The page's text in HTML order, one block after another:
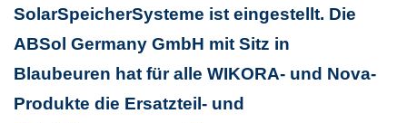
SolarSpeicherSysteme ist eingestellt. Die
ABSol Germany GmbH mit Sitz in
Blaubeuren hat für alle WIKORA- und Nova-
Produkte die Ersatzteil- und